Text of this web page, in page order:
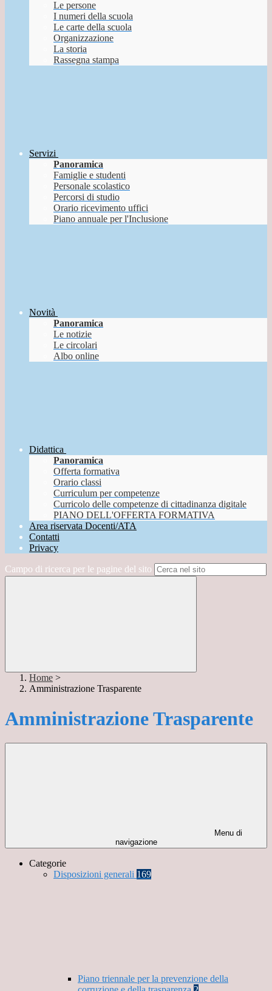
Le persone
I numeri della scuola
Le carte della scuola
Organizzazione
La storia
Rassegna stampa
Servizi
Panoramica
Famiglie e studenti
Personale scolastico
Percorsi di studio
Orario ricevimento uffici
Piano annuale per l'Inclusione
Novità
Panoramica
Le notizie
Le circolari
Albo online
Didattica
Panoramica
Offerta formativa
Orario classi
Curriculum per competenze
Curricolo delle competenze di cittadinanza digitale
PIANO DELL'OFFERTA FORMATIVA
Area riservata Docenti/ATA
Contatti
Privacy
Campo di ricerca per le pagine del sito
Home >
Amministrazione Trasparente
Amministrazione Trasparente
Menu di
navigazione
Categorie
Disposizioni generali 169
Piano triennale per la prevenzione della